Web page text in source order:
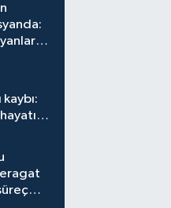
kaybı: